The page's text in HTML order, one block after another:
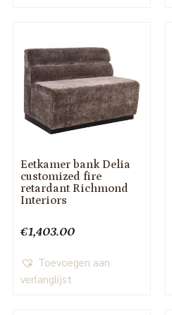
Eetkamer bank Delia
customized fire
retardant Richmond
Interiors
€1,403.00
Toevoegen aan
verlanglijst